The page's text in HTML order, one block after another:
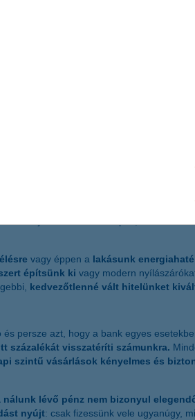
személyi kölcsön éppen ellenkezőleg:
vagy éppen a lakásunk
építsünk ki vagy modern
kedvezőtlenné vált hitelünket
és persze azt, hogy a bank egyes
százalékát visszatéríti számunkra.
szintű vásárlások kényelmes és
lévő pénz nem bizonyul
nyújt: csak fizessünk vele ugyanúgy,